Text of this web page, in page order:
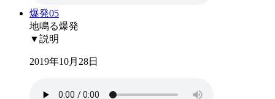
爆発05
地鳴る爆発
▼説明
2019年10月28日